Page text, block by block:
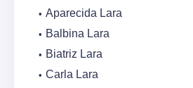
Aparecida Lara
Balbina Lara
Biatriz Lara
Carla Lara